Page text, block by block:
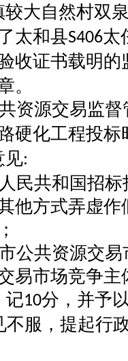
大自然村双
太和县S406太
收证书载明的
。
资源交易监
硬化工程投
见:
民共和国招
他方式弄虚
公共资源交
易市场竞争
记10分，并予
不服，提起行